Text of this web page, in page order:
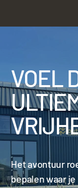
VOEL
Het avontuur
bepalen waar